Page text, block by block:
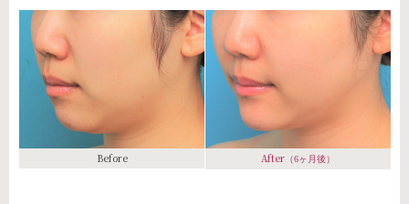
Before After （6ヶ月後）